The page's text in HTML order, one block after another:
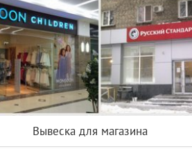
Вывеска для магазина